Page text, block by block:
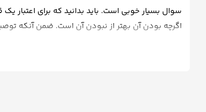
سوال بسیار خوبی است. باید بدانید که برای اعتبار
اگرچه بودن آن بهتر از نبودن آن است. ضمن آنکه
این کار باعث می‌شود که انتساب اثر انگشت به امضا